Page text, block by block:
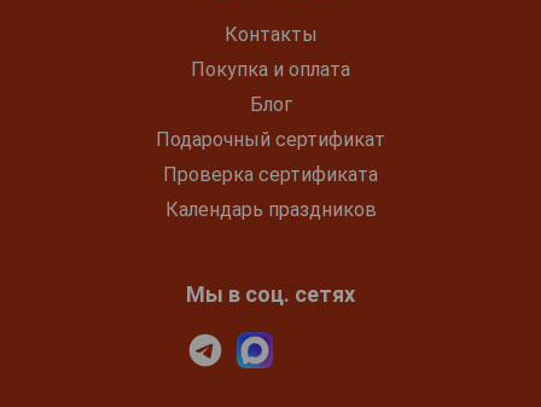
Контакты
Покупка и оплата
Блог
Подарочный сертификат
Проверка сертификата
Календарь праздников
Мы в соц. сетях